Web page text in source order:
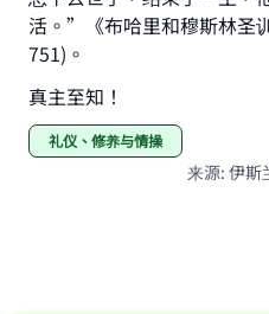
活。”《布哈里和穆斯林圣
751)。
真主至知！
礼仪、修养与情操
来源: 伊斯